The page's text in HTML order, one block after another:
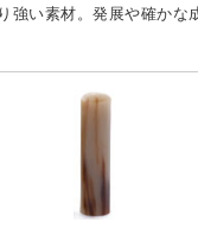
強い素材。発展や確かな